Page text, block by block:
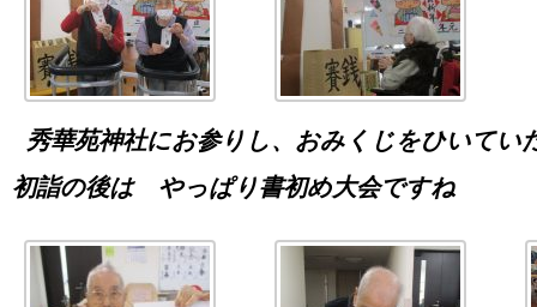
秀華苑神社にお参りし、おみくじをひいてい
初詣の後は やっぱり書初め大会ですね